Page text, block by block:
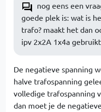
nog eens een
goede plek is: wat is
trafo? maakt het dan
ipv 2x2A 1x4a
De negatieve spanning
halve trafospanning
volledige trafospanning
dan moet je de